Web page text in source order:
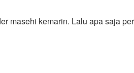
masehi kemarin. Lalu apa saja